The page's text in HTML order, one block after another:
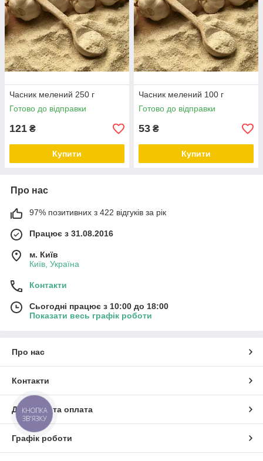
Часник мелений 250 г
Готово до відправки
121 ₴
Купити
Часник мелений 100 г
Готово до відправки
53 ₴
Купити
Про нас
97% позитивних з 422 відгуків за рік
Працює з 31.08.2016
м. Київ
Київ, Україна
Контакти
Сьогодні працює з 10:00 до 18:00
Показати весь графік роботи
Про нас
Контакти
Доставка та оплата
Графік роботи
КНОПКА
ЗВ'ЯЗКУ